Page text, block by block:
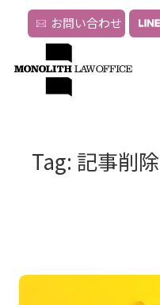
お問い合わせ
Tag: 記事削除